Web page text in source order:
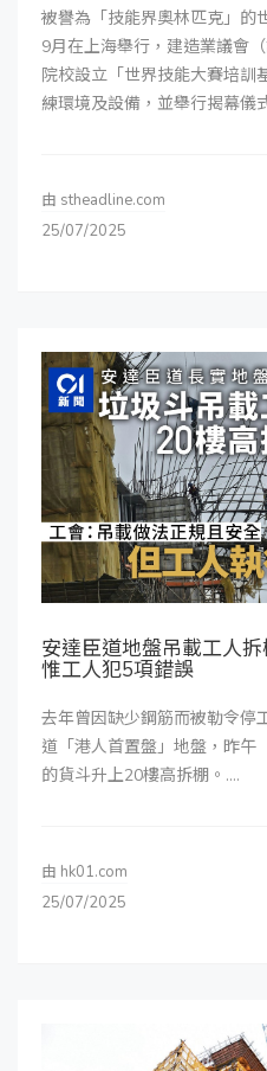
被譽為「技能界奧林匹克」的
9月在上海舉行，建造業議會
院校設立「世界技能大賽培訓
練環境及設備，並舉行揭幕儀
由 stheadline.com
25/07/2025
安達臣道地盤吊載工人
惟工人犯5項錯誤
去年曾因缺少鋼筋而被勒令停
道「港人首置盤」地盤，昨午
的貨斗升上20樓高拆棚。....
由 hk01.com
25/07/2025